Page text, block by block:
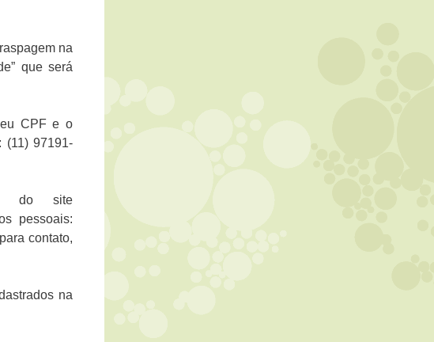
na
que será
CPF e o
(11) 97191-
do site
pessoais:
contato,
na